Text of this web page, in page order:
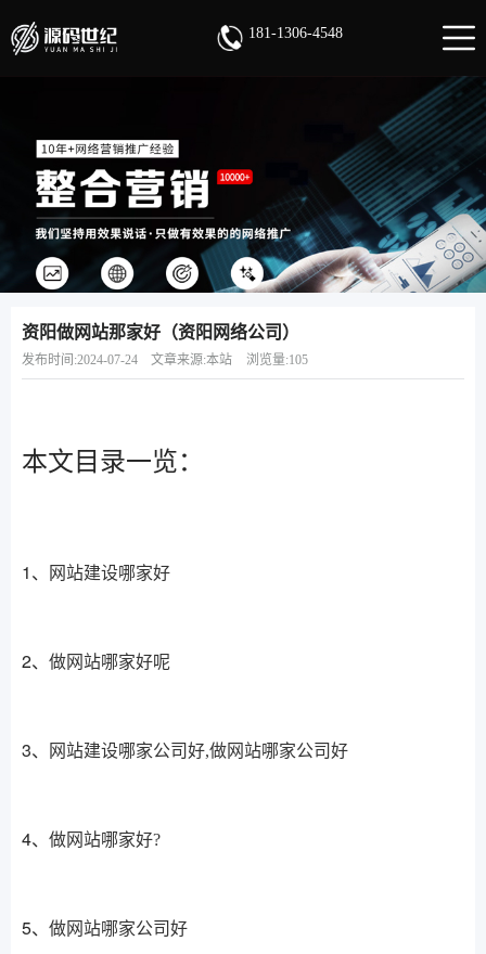
181-1306-4548
资阳做网站那家好（资阳网络公司）
发布时间:2024-07-24 文章来源:本站 浏览量:105
本文目录一览：
1、 网站建设哪家好
2、 做网站哪家好呢
3、 网站建设哪家公司好,做网站哪家公司好
4、 做网站哪家好?
5、 做网站哪家公司好